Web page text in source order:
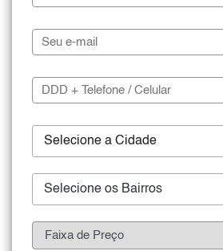
Selecione a Cidade
Selecione os Bairros